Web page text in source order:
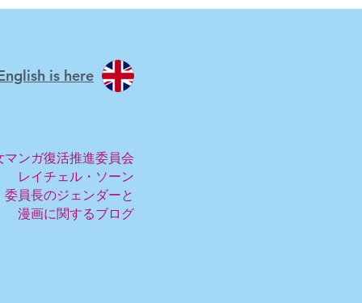
マンガ復活推進委員会
レイチェル・ソーン
委員長のジェンダーと
漫画に関するブログ
is here